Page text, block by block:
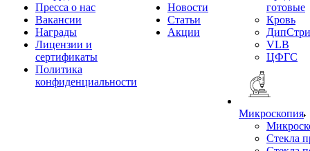
Пресса о нас
Вакансии
Награды
Лицензии и
сертификаты
Политика
конфиденциальности
Новости
Статьи
Акции
готовые
Кровь
VLB
ЦФГС
Микроскопия
Стекла